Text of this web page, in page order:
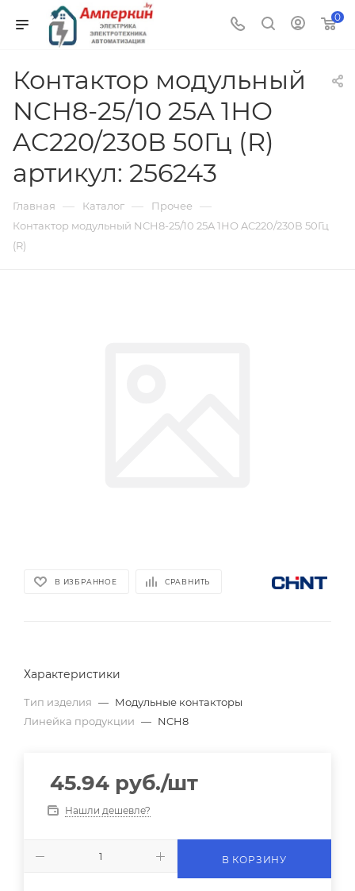
0
Контактор модульный
NCH8-25/10 25A 1НО
AC220/230В 50Гц (R)
артикул: 256243
Главная — Каталог — Прочее —
Контактор модульный NCH8-25/10 25A 1НО AC220/230В 50Гц
(R)
В ИЗБРАННОЕ СРАВНИТЬ
Характеристики
Тип изделия — Модульные контакторы
Линейка продукции — NCH8
45.94 руб./шт
Нашли дешевле?
В КОРЗИНУ